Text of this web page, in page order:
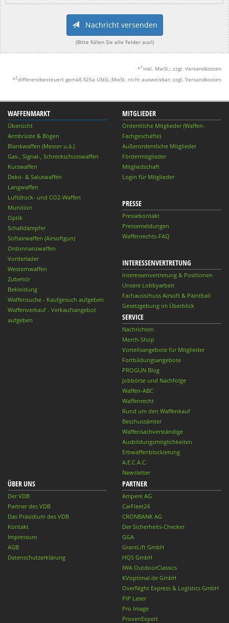
Nachricht versenden
(Bitte füllen Sie alle Felder aus!)
* 1 inkl. MwSt.; zzgl. Versandkosten
*2differenzbesteuert gemäß §25a UStG.;MwSt. nicht ausweisbar; zzgl. Versandkosten
WAFFENMARKT
Übersicht
Armbrüste & Bögen
Blankwaffen (Messer u.ä.)
Gas-, Signal-, Schreckschusswaffen
Kurzwaffen
Deko- & Salutwaffen
Langwaffen
Luftdruck- und CO2-Waffen
Munition
Optik
Schalldämpfer
Softairwaffen (Airsoftgun)
Ordonnanzwaffen
Vorderlader
Westernwaffen
Zubehör
Bekleidung
Waffensuche - Kaufgesuch aufgeben
Waffenverkauf - Verkaufsangebot
aufgeben
MITGLIEDER
Ordentliche Mitglieder (Waffen-
Fachgeschäfte)
Außerordentliche Mitglieder
Fördermitglieder
Mitgliedschaft
Login für Mitglieder
PRESSE
Pressekontakt
Pressemeldungen
Waffenrechts-FAQ
INTERESSENVERTRETUNG
Interessenvertretung & Positionen
Unsere Lobbyarbeit
Fachausschuss Airsoft & Paintball
Gesetzgebung im Überblick
SERVICE
Nachrichten
Merch-Shop
Vorteilsangebote für Mitglieder
Fortbildungsangebote
PROGUN Blog
Jobbörse und Nachfolge
Waffen-ABC
Waffenrecht
Rund um den Waffenkauf
Beschussämter
Waffensachverständige
Ausbildungsmöglichkeiten
Erbwaffenblockierung
A.E.C.A.C.
Newsletter
ÜBER UNS
Der VDB
Partner des VDB
Das Präsidium des VDB
Kontakt
Impressum
AGB
Datenschutzerklärung
PARTNER
Ampere AG
CarFleet24
CRONBANK AG
Der Sicherheits-Checker
GGA
GrantLift GmbH
HQS GmbH
IWA OutdoorClassics
KVoptimal.de GmbH
OverNight Express & Logistics GmbH
PiP Laser
Pro Image
ProvenExpert